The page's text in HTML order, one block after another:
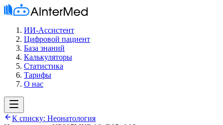
ИИ-Ассистент
Цифровой пациент
База знаний
Калькуляторы
Статистика
Тарифы
О нас
К списку: Неонатология